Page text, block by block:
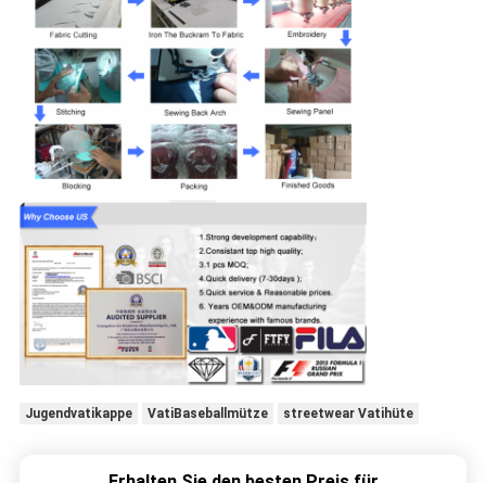
Jugendvatikappe VatiBaseballmütze streetwear Vatihüte